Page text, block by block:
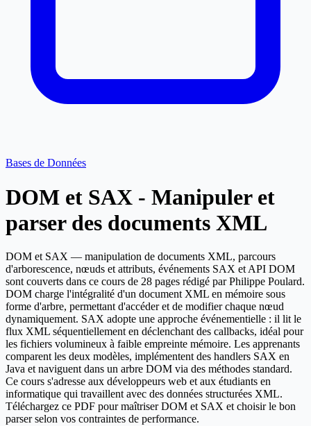
Bases de Données
DOM et SAX - Manipuler et
parser des documents XML
DOM et SAX — manipulation de documents XML, parcours
d'arborescence, nœuds et attributs, événements SAX et API DOM
sont couverts dans ce cours de 28 pages rédigé par Philippe Poulard.
DOM charge l'intégralité d'un document XML en mémoire sous
forme d'arbre, permettant d'accéder et de modifier chaque nœud
dynamiquement. SAX adopte une approche événementielle : il lit le
flux XML séquentiellement en déclenchant des callbacks, idéal pour
les fichiers volumineux à faible empreinte mémoire. Les apprenants
comparent les deux modèles, implémentent des handlers SAX en
Java et naviguent dans un arbre DOM via des méthodes standard.
Ce cours s'adresse aux développeurs web et aux étudiants en
informatique qui travaillent avec des données structurées XML.
Téléchargez ce PDF pour maîtriser DOM et SAX et choisir le bon
parser selon vos contraintes de performance.